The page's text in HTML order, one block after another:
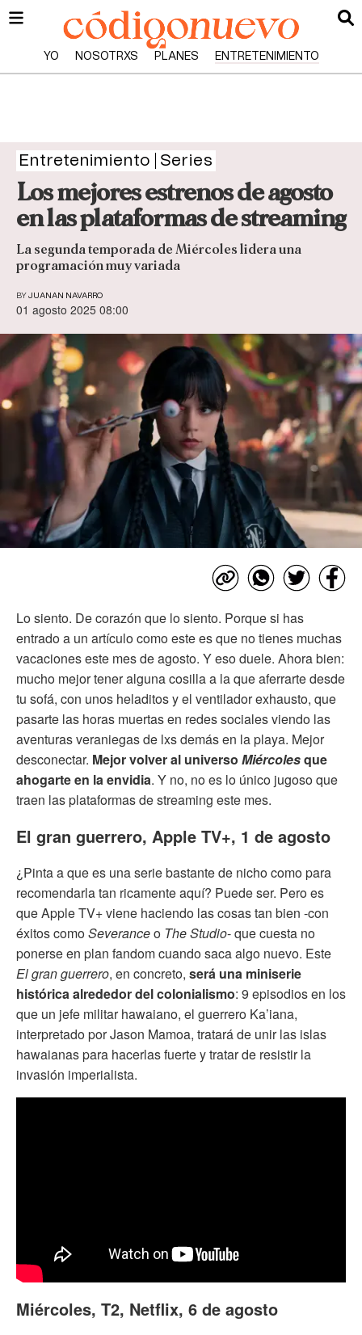
YO NOSOTRXS PLANES ENTRETENIMIENTO
Entretenimiento Series
Los mejores estrenos de agosto
en las plataformas de streaming
La segunda temporada de Miércoles lidera una
programación muy variada
BY JUANAN NAVARRO
01 agosto 2025 08:00
Lo siento. De corazón que lo siento. Porque si has
entrado a un artículo como este es que no tienes muchas
vacaciones este mes de agosto. Y eso duele. Ahora bien:
mucho mejor tener alguna cosilla a la que aferrarte desde
tu sofá, con unos heladitos y el ventilador exhausto, que
pasarte las horas muertas en redes sociales viendo las
aventuras veraniegas de lxs demás en la playa. Mejor
desconectar. Mejor volver al universo Miércolesque
ahogarte en la envidia. Y no, no es lo único jugoso que
traen las plataformas de streaming este mes.
El gran guerrero, Apple TV+, 1 de agosto
¿Pinta a que es una serie bastante de nicho como para
recomendarla tan ricamente aquí? Puede ser. Pero es
que Apple TV+ viene haciendo las cosas tan bien -con
éxitos comoSeveranceo The Studio- que cuesta no
ponerse en plan fandom cuando saca algo nuevo. Este
El gran guerrero, en concreto, será una miniserie
histórica alrededor del colonialismo: 9 episodios en los
que un jefe militar hawaiano, el guerrero Ka’iana,
interpretado por Jason Mamoa, tratará de unir las islas
hawaianas para hacerlas fuerte y tratar de resistir la
invasión imperialista.
Miércoles, T2, Netflix, 6 de agosto